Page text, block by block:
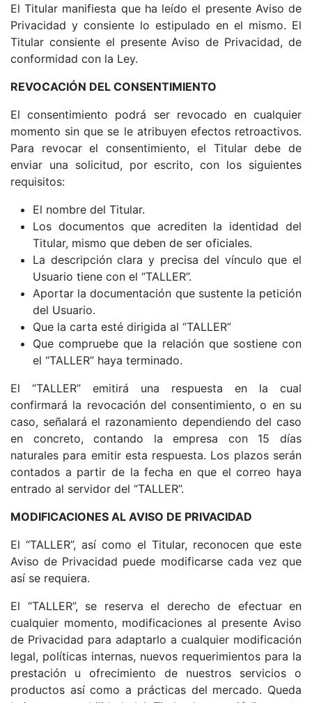
El Titular manifiesta que ha leído el presente Aviso de
Privacidad y consiente lo estipulado en el mismo. El
Titular consiente el presente Aviso de Privacidad, de
conformidad con la Ley.
REVOCACIÓN DEL CONSENTIMIENTO
El consentimiento podrá ser revocado en cualquier
momento sin que se le atribuyen efectos retroactivos.
Para revocar el consentimiento, el Titular debe de
enviar una solicitud, por escrito, con los siguientes
requisitos:
El nombre del Titular.
Los documentos que acrediten la identidad del
Titular, mismo que deben de ser oficiales.
La descripción clara y precisa del vínculo que el
Usuario tiene con el “TALLER”.
Aportar la documentación que sustente la petición
del Usuario.
Que la carta esté dirigida al “TALLER”
Que compruebe que la relación que sostiene con
el “TALLER” haya terminado.
El “TALLER” emitirá una respuesta en la cual
confirmará la revocación del consentimiento, o en su
caso, señalará el razonamiento dependiendo del caso
en concreto, contando la empresa con 15 días
naturales para emitir esta respuesta. Los plazos serán
contados a partir de la fecha en que el correo haya
entrado al servidor del “TALLER”.
MODIFICACIONES AL AVISO DE PRIVACIDAD
El “TALLER”, así como el Titular, reconocen que este
Aviso de Privacidad puede modificarse cada vez que
así se requiera.
El “TALLER”, se reserva el derecho de efectuar en
cualquier momento, modificaciones al presente Aviso
de Privacidad para adaptarlo a cualquier modificación
legal, políticas internas, nuevos requerimientos para la
prestación u ofrecimiento de nuestros servicios o
productos así como a prácticas del mercado. Queda